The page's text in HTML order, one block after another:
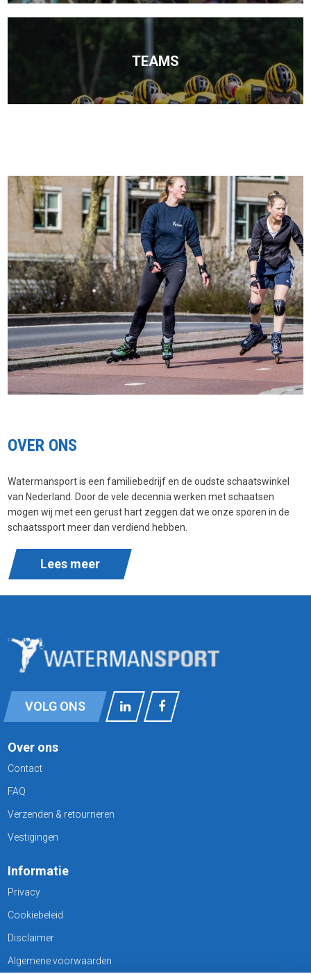
TEAMS
OVER ONS
Watermansport is een familiebedrijf en de oudste schaatswinkel
van Nederland. Door de vele decennia werken met schaatsen
mogen wij met een gerust hart zeggen dat we onze sporen in de
schaatssport meer dan verdiend hebben.
Lees meer
VOLG ONS
Over ons
Contact
FAQ
Verzenden & retourneren
Vestigingen
Informatie
Privacy
Cookiebeleid
Disclaimer
Algemene voorwaarden